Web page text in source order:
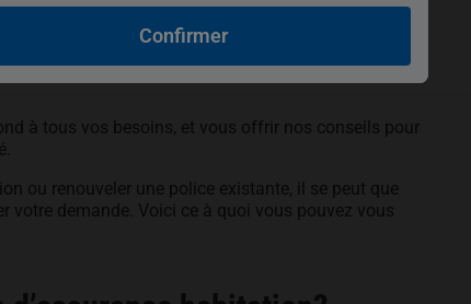
Confirmer
dans un nouvel onglet
s’ouvre dans un nouvel onglet
s’ouvre dans un nouvel onglet
s’ouvre dans un nouvel onglet
à tous vos besoins, et vous offrir nos conseils pour
ou renouveler une police existante, il se peut que
votre demande. Voici ce à quoi vous pouvez vous